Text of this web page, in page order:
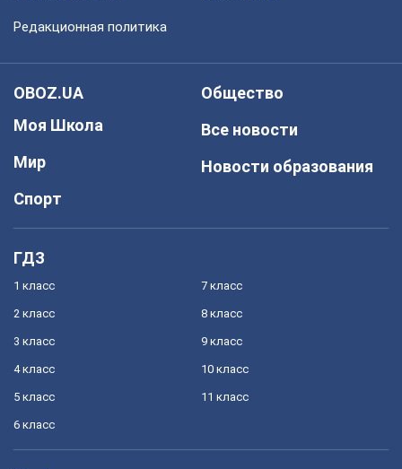
Редакционная политика
OBOZ.UA
Моя Школа
Мир
Спорт
Общество
Все новости
Новости образования
ГДЗ
1 класс
2 класс
3 класс
4 класс
5 класс
6 класс
7 класс
8 класс
9 класс
10 класс
11 класс